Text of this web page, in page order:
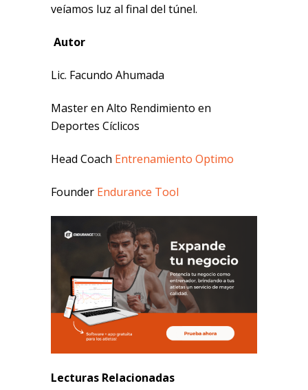
veíamos luz al final del túnel.
Autor
Lic. Facundo Ahumada
Master en Alto Rendimiento en
Deportes Cíclicos
Head Coach Entrenamiento Optimo
Founder Endurance Tool
Lecturas Relacionadas